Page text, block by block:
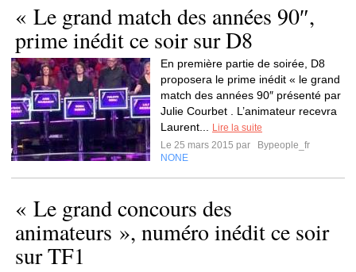
« Le grand match des années 90″,
prime inédit ce soir sur D8
En première partie de soirée, D8
proposera le prime inédit « le grand
match des années 90″ présenté par
Julie Courbet . L’animateur recevra
Laurent...
Lire la suite
Le 25 mars 2015 par
Bypeople_fr
NONE
« Le grand concours des
animateurs », numéro inédit ce soir
sur TF1